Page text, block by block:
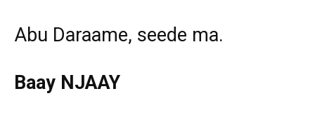
Abu Daraame, seede ma.
Baay NJAAY